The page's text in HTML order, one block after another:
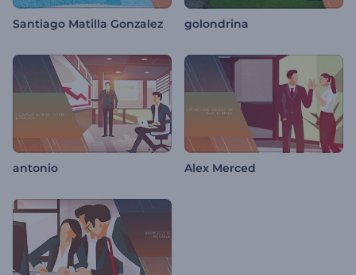
Santiago Matilla Gonzalez golondrina
antonio Alex Merced